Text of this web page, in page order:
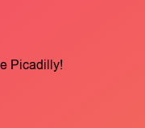
Picadilly!